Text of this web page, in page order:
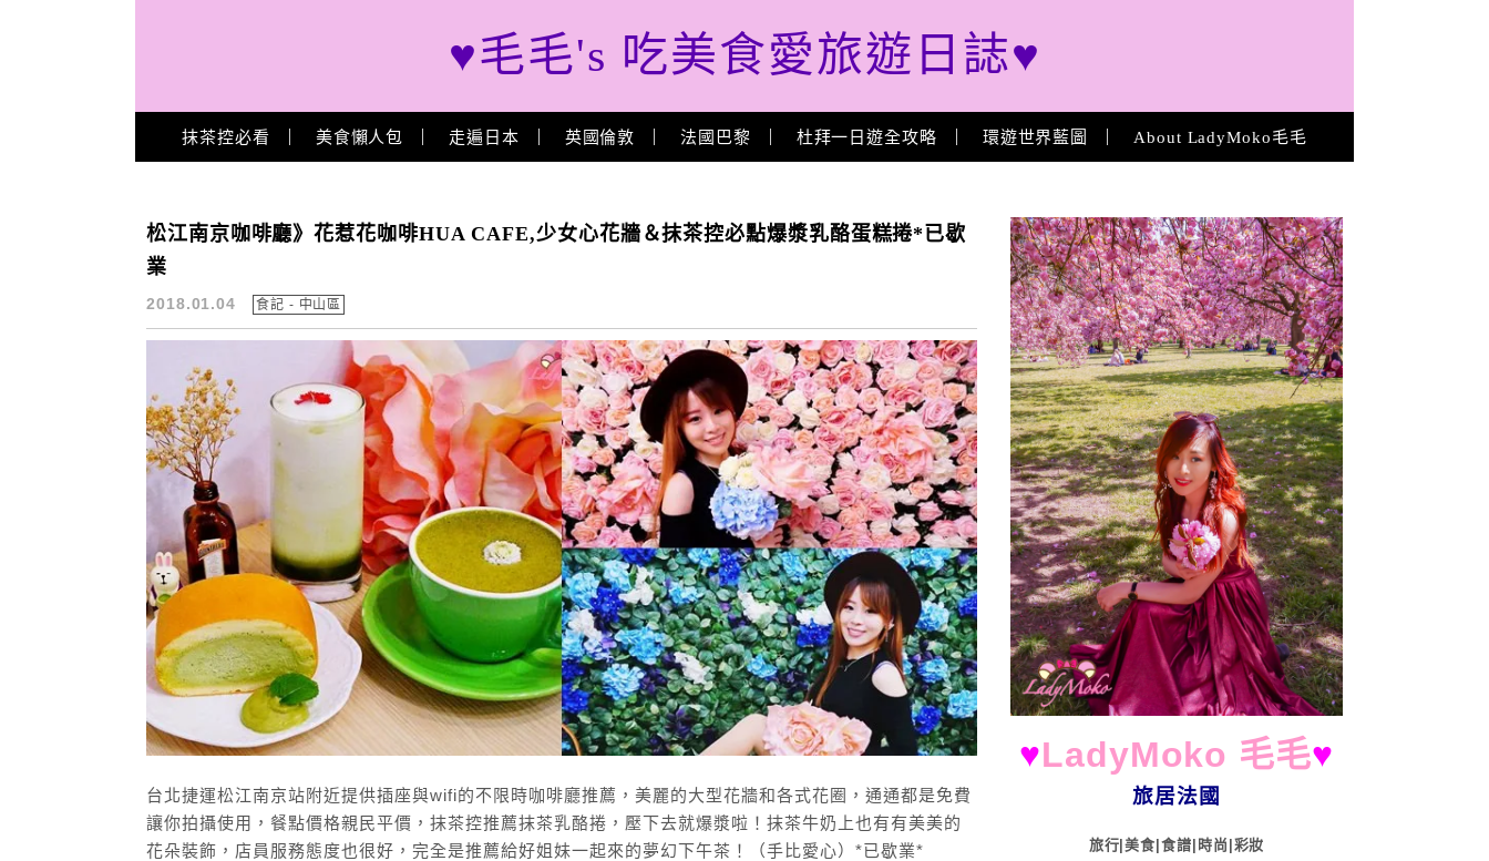
♥毛毛's 吃美食愛旅遊日誌♥
Main Menu
抹茶控必看 美食懶人包 走遍日本 英國倫敦 法國巴黎 杜拜一日遊全攻略 環遊世界藍圖 About LadyMoko毛毛
乾燥花
松江南京咖啡廳》花惹花咖啡HUA CAFE,少女心花牆＆抹茶控必點爆漿乳酪蛋糕捲*已歇
業
2018.01.04 食記 - 中山區
台北捷運松江南京站附近提供插座與wifi的不限時咖啡廳推薦，美麗的大型花牆和各式花圈，通通都是免費
讓你拍攝使用，餐點價格親民平價，抹茶控推薦抹茶乳酪捲，壓下去就爆漿啦！抹茶牛奶上也有有美美的
花朵裝飾，店員服務態度也很好，完全是推薦給好姐妹一起來的夢幻下午茶！（手比愛心）*已歇業*
About
♥LadyMoko 毛毛♥
旅居法國
旅行|美食|食譜|時尚|彩妝